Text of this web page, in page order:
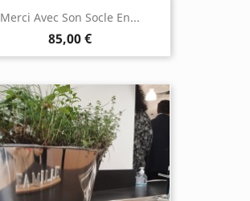
Merci Avec Son Socle En...
85,00 €